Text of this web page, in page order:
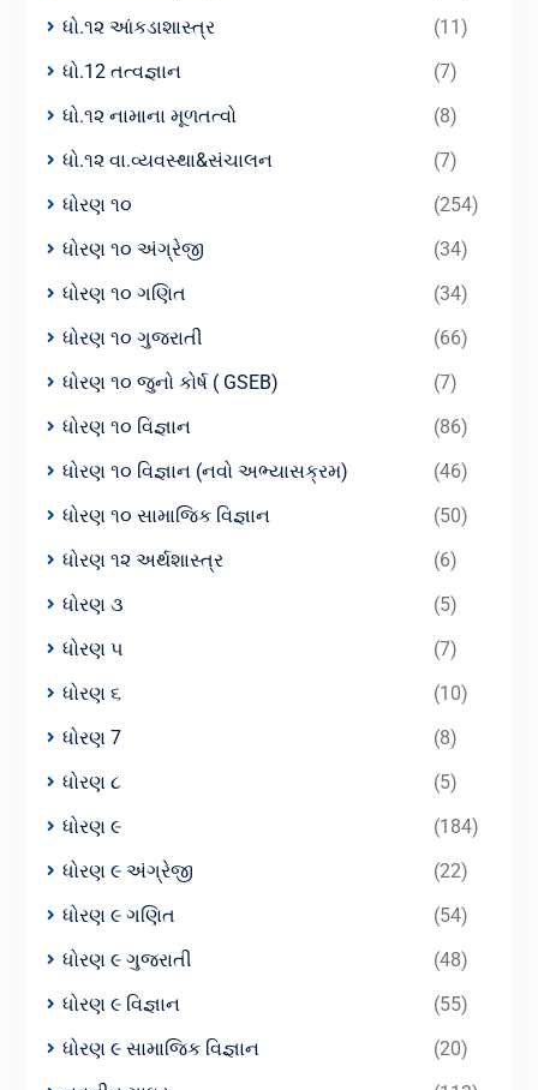
ધો.૧૨ આંકડાશાસ્ત્ર
(11)
ધો.12 તત્વજ્ઞાન
(7)
ધો.૧૨ નામાના મૂળતત્વો
(8)
ધો.૧૨ વા.વ્યવસ્થા&સંચાલન
(7)
ધોરણ ૧૦
(254)
ધોરણ ૧૦ અંગ્રેજી
(34)
ધોરણ ૧૦ ગણિત
(34)
ધોરણ ૧૦ ગુજરાતી
(66)
ધોરણ ૧૦ જુનો કોર્ષ ( GSEB)
(7)
ધોરણ ૧૦ વિજ્ઞાન
(86)
ધોરણ ૧૦ વિજ્ઞાન (નવો અભ્યાસક્રમ)
(46)
ધોરણ ૧૦ સામાજિક વિજ્ઞાન
(50)
ધોરણ ૧૨ અર્થશાસ્ત્ર
(6)
ધોરણ ૩
(5)
ધોરણ ૫
(7)
ધોરણ ૬
(10)
ધોરણ 7
(8)
ધોરણ ૮
(5)
ધોરણ ૯
(184)
ધોરણ ૯ અંગ્રેજી
(22)
ધોરણ ૯ ગણિત
(54)
ધોરણ ૯ ગુજરાતી
(48)
ધોરણ ૯ વિજ્ઞાન
(55)
ધોરણ ૯ સામાજિક વિજ્ઞાન
(20)